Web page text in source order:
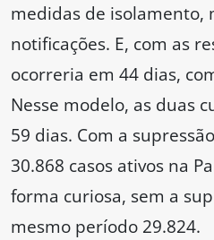
medidas de isolamento,
notificações. E, com as
ocorreria em 44 dias,
Nesse modelo, as duas
59 dias. Com a
30.868 casos ativos na
forma curiosa, sem a
mesmo período 29.824.